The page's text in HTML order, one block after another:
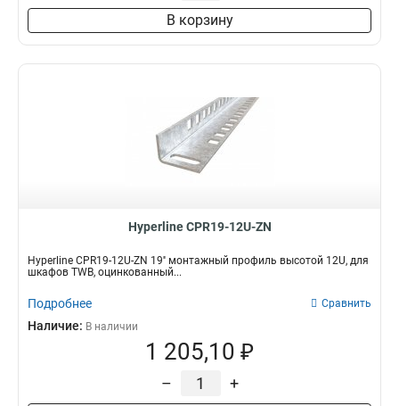
В корзину
Hyperline CPR19-12U-ZN
Hyperline CPR19-12U-ZN 19'' монтажный профиль высотой 12U, для
шкафов TWB, оцинкованный...
Подробнее Сравнить
Наличие: В наличии
1 205,10 ₽
– +